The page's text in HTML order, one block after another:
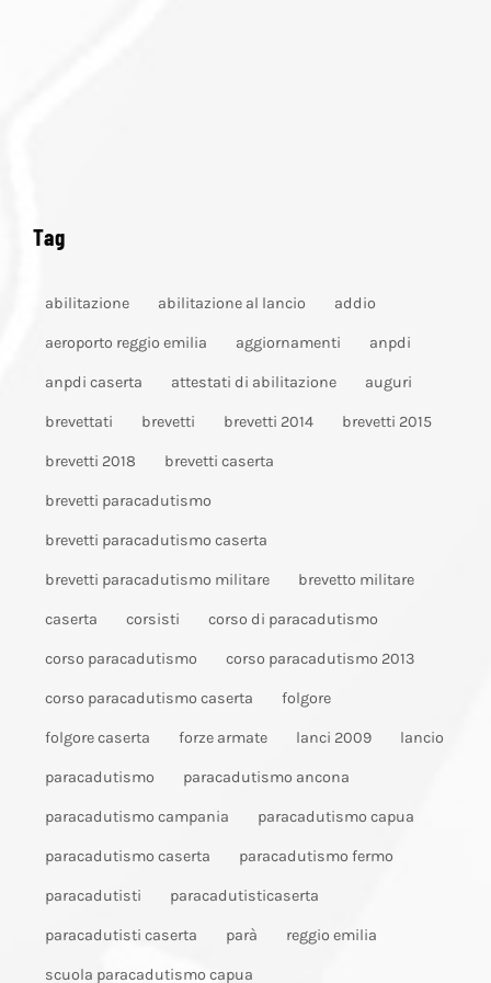
Tag
abilitazione abilitazione al lancio addio
aeroporto reggio emilia aggiornamenti anpdi
anpdi caserta attestati di abilitazione auguri
brevettati brevetti brevetti 2014 brevetti 2015
brevetti 2018 brevetti caserta
brevetti paracadutismo
brevetti paracadutismo caserta
brevetti paracadutismo militare brevetto militare
caserta corsisti corso di paracadutismo
corso paracadutismo corso paracadutismo 2013
corso paracadutismo caserta folgore
folgore caserta forze armate lanci 2009 lancio
paracadutismo paracadutismo ancona
paracadutismo campania paracadutismo capua
paracadutismo caserta paracadutismo fermo
paracadutisti paracadutisticaserta
paracadutisti caserta parà reggio emilia
scuola paracadutismo capua